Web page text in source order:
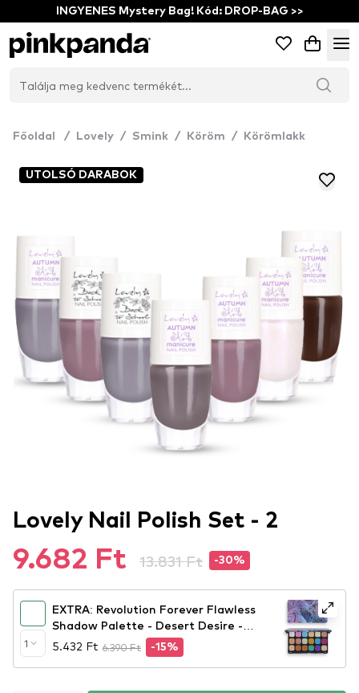
INGYENES Mystery Bag! Kód: DROP-BAG >>
Főoldal / Lovely / Smink / Köröm / Körömlakk
UTOLSÓ DARABOK
Lovely Nail Polish Set - 2
9.682 Ft 13.831 Ft -30%
1
EXTRA: Revolution Forever Flawless
Shadow Palette - Desert Desire -
szemhéjpúder paletta
5.432 Ft 6.390 Ft -15%